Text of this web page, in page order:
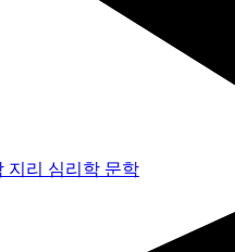
지리 심리학 문학